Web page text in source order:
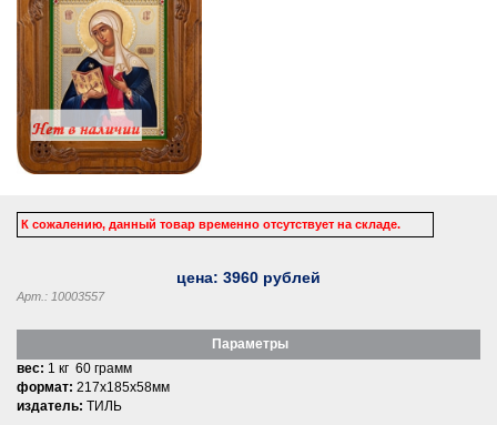
К сожалению, данный товар временно отсутствует на складе.
цена: 3960 рублей
Арт.: 10003557
Параметры
вес: 1 кг 60 грамм
формат: 217x185x58мм
издатель: ТИЛЬ